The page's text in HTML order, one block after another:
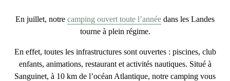
En juillet, notre camping ouvert toute l’année dans les Landes
tourne à plein régime.
En effet, toutes les infrastructures sont ouvertes : piscines, club
enfants, animations, restaurant et activités nautiques. Situé à
Sanguinet, à 10 km de l’océan Atlantique, notre camping vous